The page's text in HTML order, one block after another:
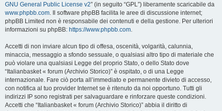
GNU General Public License v2” (in seguito “GPL”) liberamente scaricabile da
www.phpbb.com. Il software phpBB facilita le aree di discussione internet;
phpBB Limited non è responsabile dei contenuti e della gestione. Per ulteriori
informazioni su phpBB: https://www.phpbb.com.
Accetti di non inviare alcun tipo di offesa, oscenità, volgarità, calunnia,
minaccia, messaggio a sfondo sessuale, o qualsiasi altro tipo di materiale che
può violare una qualsiasi Legge del proprio Stato, o dello Stato dove
“Italianbasket « forum (Archivio Storico)” è ospitato, o di una Legge
internazionale. Fare ciò porta all’immediato e permanente divieto di accesso,
con notifica al tuo provider Internet se è ritenuto da noi opportuno. Tutti gli
indirizzi IP sono registrati per salvaguardare e rinforzare queste condizioni.
Accetti che “Italianbasket « forum (Archivio Storico)” abbia il diritto di